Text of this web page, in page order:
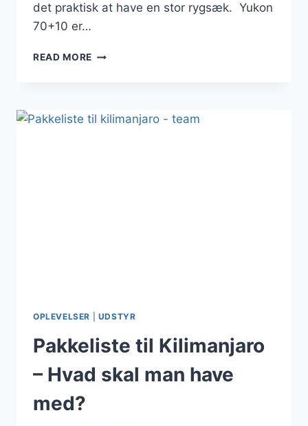
det praktisk at have en stor rygsæk. Yukon
70+10 er…
READ MORE UDSTYRS
70+10
OPLEVELSER UDSTYR
Pakkeliste til Kilimanjaro
– Hvad skal man have
med?